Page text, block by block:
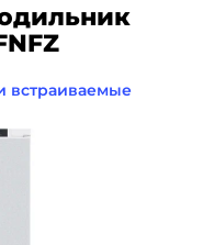
встраиваемые